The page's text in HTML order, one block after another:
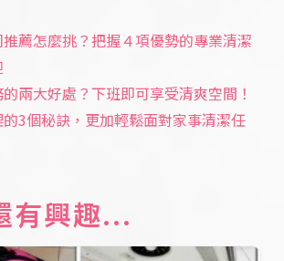
薦怎麼挑？把握４項優勢的專業清潔
兩大好處？下班即可享受清爽空間！
3個秘訣，更加輕鬆面對家事清潔任
有興趣...